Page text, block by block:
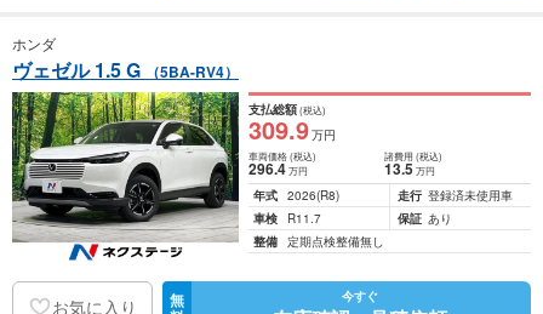
ホンダ
ヴェゼル 1.5 G （5BA-RV4）
支払総額(税込)
309.9万円
車両価格(税込)
296.4万円
諸費用 (税込)
13.5 万円
年式 2026(R8) 走行 登録済未使用車
車検
R11.7 保証 あり
整備 定期点検整備無し
お気に入り 無 今すぐ